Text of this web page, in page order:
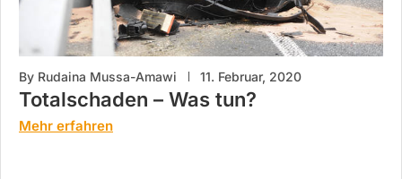
By Rudaina Mussa-Amawi 11. Februar, 2020
Totalschaden – Was tun?
Mehr erfahren